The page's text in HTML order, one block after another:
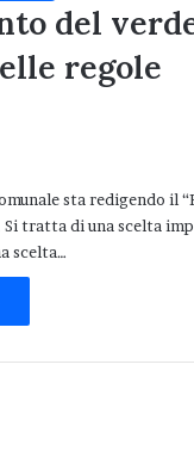
del
regole
sta redigendo il
Si tratta di una scelta
scelta…